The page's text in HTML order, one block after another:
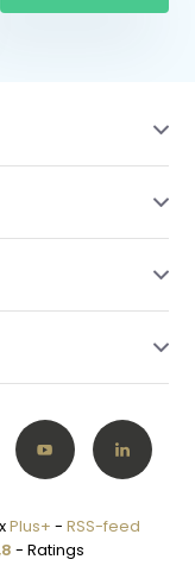
xPlus+ - RSS-feed
- Ratings